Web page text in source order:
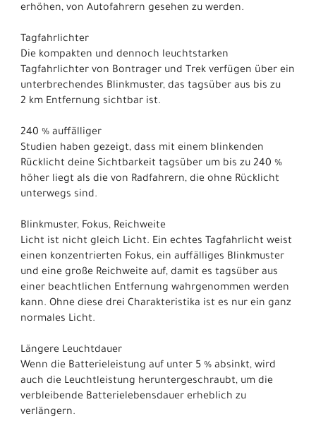
erhöhen, von Autofahrern gesehen zu werden.
Tagfahrlichter
Die kompakten und dennoch leuchtstarken
Tagfahrlichter von Bontrager und Trek verfügen über ein
unterbrechendes Blinkmuster, das tagsüber aus bis zu
2 km Entfernung sichtbar ist.
240 % auffälliger
Studien haben gezeigt, dass mit einem blinkenden
Rücklicht deine Sichtbarkeit tagsüber um bis zu 240 %
höher liegt als die von Radfahrern, die ohne Rücklicht
unterwegs sind.
Blinkmuster, Fokus, Reichweite
Licht ist nicht gleich Licht. Ein echtes Tagfahrlicht weist
einen konzentrierten Fokus, ein auffälliges Blinkmuster
und eine große Reichweite auf, damit es tagsüber aus
einer beachtlichen Entfernung wahrgenommen werden
kann. Ohne diese drei Charakteristika ist es nur ein ganz
normales Licht.
Längere Leuchtdauer
Wenn die Batterieleistung auf unter 5 % absinkt, wird
auch die Leuchtleistung heruntergeschraubt, um die
verbleibende Batterielebensdauer erheblich zu
verlängern.